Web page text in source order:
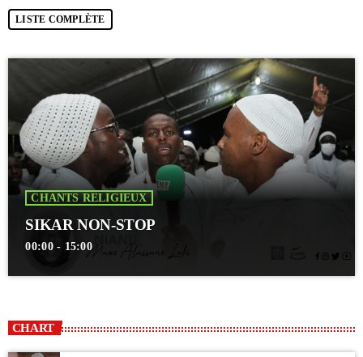
LISTE COMPLÈTE
CHANTS RELIGIEUX
SIKAR NON-STOP
00:00 - 15:00
CHART